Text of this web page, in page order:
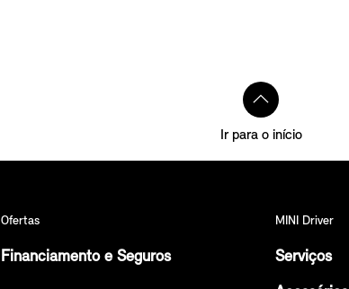
Ir para o início
Ofertas
Financiamento e Seguros
MINI Driver
Serviços